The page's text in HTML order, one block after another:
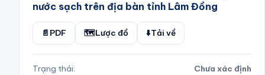
nước sạch trên địa bàn tỉnh Lâm Đồng
📄 PDF 🗺️Lược đồ ⬇️Tải về
Trạng thái:
Chưa xác định